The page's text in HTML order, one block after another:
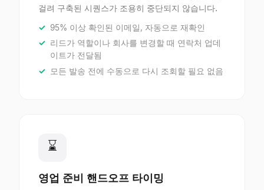
걸려 구축된 시퀀스가 조용히 중단되지 않습니다.
95% 이상 확인된 이메일, 자동으로 재확인
리드가 역할이나 회사를 변경할 때 연락처 업데
이트가 전달됨
모든 발송 전에 수동으로 다시 조회할 필요 없음
⌛
영업 준비 핸드오프 타이밍